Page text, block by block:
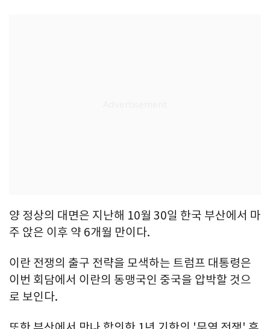
양 정상의 대면은 지난해 10월 30일 한국 부산에서 마
주 앉은 이후 약 6개월 만이다.
이란 전쟁의 출구 전략을 모색하는 트럼프 대통령은
이번 회담에서 이란의 동맹국인 중국을 압박할 것으
로 보인다.